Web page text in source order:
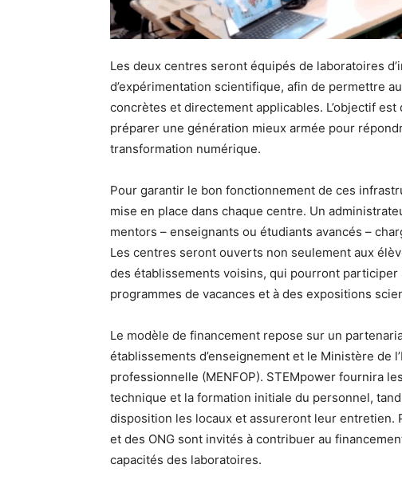
Les deux centres seront équipés de laboratoires
d’expérimentation scientifique, afin de permettre
concrètes et directement applicables. L’objectif
préparer une génération mieux armée pour
transformation numérique.
Pour garantir le bon fonctionnement de ces
mise en place dans chaque centre. Un
mentors – enseignants ou étudiants avancés –
Les centres seront ouverts non seulement aux
des établissements voisins, qui pourront
programmes de vacances et à des expositions
Le modèle de financement repose sur un
établissements d’enseignement et le Ministère de
professionnelle (MENFOP). STEMpower fournira
technique et la formation initiale du personnel,
disposition les locaux et assureront leur entretien.
et des ONG sont invités à contribuer au
capacités des laboratoires.